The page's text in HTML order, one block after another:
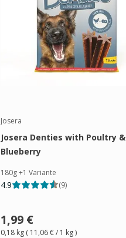
Josera
Josera Denties with Poultry &
Blueberry
180g+1 Variante
4.9 (9)
1,99 €
0,18 kg ( 11,06 €/ 1 kg)